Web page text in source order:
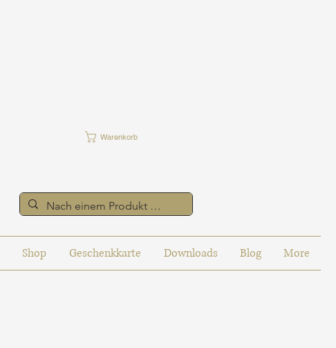
Warenkorb
Shop Geschenkkarte Downloads Blog More